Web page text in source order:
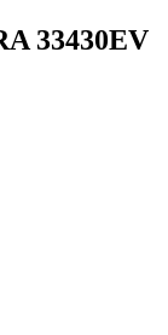
33430EV